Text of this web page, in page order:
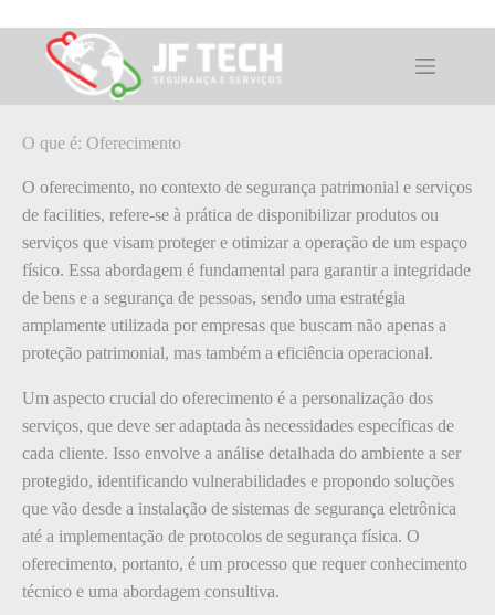
para
conteúdoO que é: Oferecimento
O que é: Oferecimento
O oferecimento, no contexto de segurança patrimonial e serviços
de facilities, refere-se à prática de disponibilizar produtos ou
serviços que visam proteger e otimizar a operação de um espaço
físico. Essa abordagem é fundamental para garantir a integridade
de bens e a segurança de pessoas, sendo uma estratégia
amplamente utilizada por empresas que buscam não apenas a
proteção patrimonial, mas também a eficiência operacional.
Um aspecto crucial do oferecimento é a personalização dos
serviços, que deve ser adaptada às necessidades específicas de
cada cliente. Isso envolve a análise detalhada do ambiente a ser
protegido, identificando vulnerabilidades e propondo soluções
que vão desde a instalação de sistemas de segurança eletrônica
até a implementação de protocolos de segurança física. O
oferecimento, portanto, é um processo que requer conhecimento
técnico e uma abordagem consultiva.